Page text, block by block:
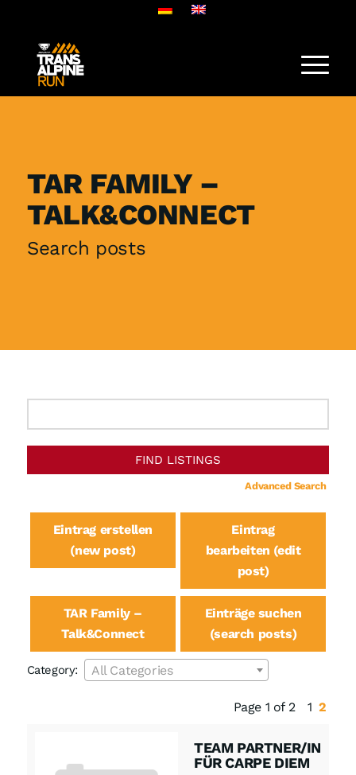
TAR FAMILY –
TALK&CONNECT
Search posts
for:
Advanced Search
Eintrag erstellen
(new post)
Eintrag
bearbeiten (edit
post)
TAR Family –
Talk&Connect
Einträge suchen
(search posts)
Category: All Categories
Page 1 of 2 1 2
TEAM PARTNER/IN
FÜR CARPE DIEM